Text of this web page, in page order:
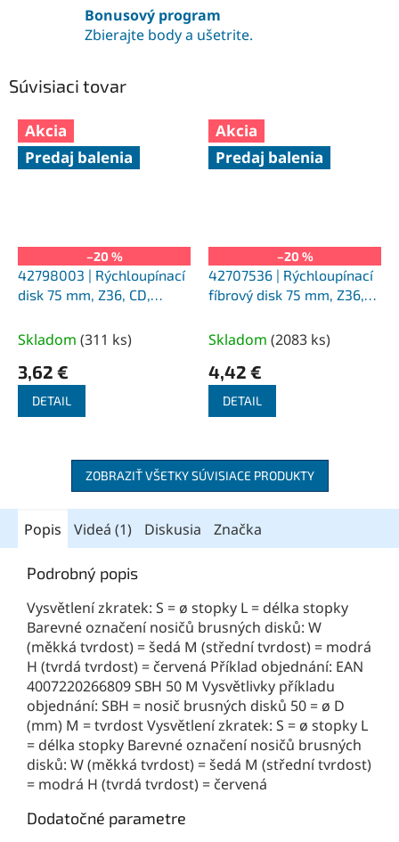
Bonusový program
Zbierajte body a ušetrite.
Súvisiaci tovar
Akcia
Predaj balenia
–20 %
42798003 | Rýchloupínací
disk 75 mm, Z36, CD,
COOL
Skladom (311 ks)
3,62 €
DETAIL
Akcia
Predaj balenia
–20 %
42707536 | Rýchloupínací
fíbrový disk 75 mm, Z36,
VICTOGRAIN-COOL
Skladom (2083 ks)
4,42 €
DETAIL
ZOBRAZIŤ VŠETKY SÚVISIACE PRODUKTY
Popis Videá (1) Diskusia Značka
Podrobný popis
Vysvětlení zkratek: S = ø stopky L = délka stopky
Barevné označení nosičů brusných disků: W
(měkká tvrdost) = šedá M (střední tvrdost) = modrá
H (tvrdá tvrdost) = červená Příklad objednání: EAN
4007220266809 SBH 50 M Vysvětlivky příkladu
objednání: SBH = nosič brusných disků 50 = ø D
(mm) M = tvrdost Vysvětlení zkratek: S = ø stopky L
= délka stopky Barevné označení nosičů brusných
disků: W (měkká tvrdost) = šedá M (střední tvrdost)
= modrá H (tvrdá tvrdost) = červená
Dodatočné parametre